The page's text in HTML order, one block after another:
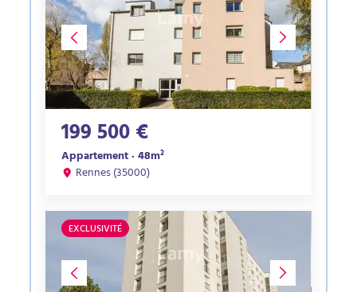
199 500 €
Appartement · 48m²
Rennes (35000)
EXCLUSIVITÉ